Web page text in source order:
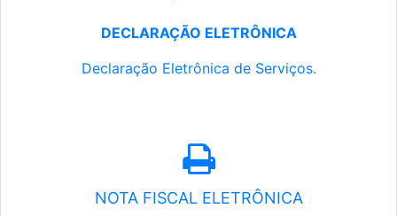
DECLARAÇÃO ELETRÔNICA
Declaração Eletrônica de Serviços.
NOTA FISCAL ELETRÔNICA